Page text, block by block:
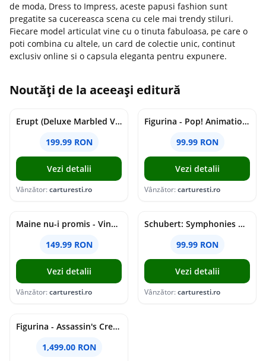
de moda, Dress to Impress, aceste papusi fashion sunt
pregatite sa cucereasca scena cu cele mai trendy stiluri.
Fiecare model articulat vine cu o tinuta fabuloasa, pe care o
poti combina cu altele, un card de colectie unic, continut
exclusiv online si o capsula eleganta pentru expunere.
Noutăți de la aceeași editură
Erupt (Deluxe Marbled Vinyl) | Cojo
199.99 RON
Vezi detalii
Vânzător:carturesti.ro
Figurina - Pop! Animation - One Piece - Nico Robin | Funko
99.99 RON
Vezi detalii
Vânzător:carturesti.ro
Maine nu-i promis - Vinyl | Grasu XXL
149.99 RON
Vezi detalii
Vânzător:carturesti.ro
Schubert: Symphonies Nos. 5-6, 8-9; Rosamunde Overture & Ballet Music (SACD) | Herbert von Karajan, Berliner Philharmoniker
99.99 RON
Vezi detalii
Vânzător:carturesti.ro
Figurina - Assassin's Creed: Shadows - Animus Yasuke | PureArts
1,499.00 RON